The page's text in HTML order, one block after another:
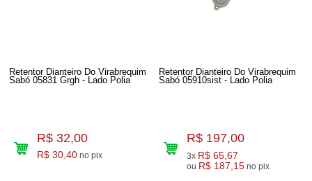
Retentor Dianteiro Do Virabrequim
Sabó 05831 Grgh - Lado Polia
R$ 32,00
R$ 30,40 no pix
Retentor Dianteiro Do Virabrequim
Sabó 05910sist - Lado Polia
R$ 197,00
3x R$ 65,67
ou R$ 187,15 no pix